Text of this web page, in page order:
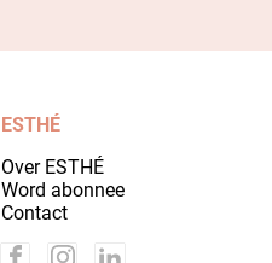
ESTHÉ
Over ESTHÉ
Word abonnee
Contact